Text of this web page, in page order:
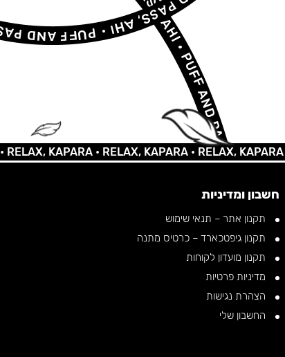
KAPARA •RELAX, KAPARA •RELAX, KAPARA •
חשבון ומדיניות
תקנון אתר – תנאי שימוש
תקנון גיפטכארד – כרטיס מתנה
תקנון מועדון לקוחות
מדיניות פרטיות
הצהרת נגישות
החשבון שלי